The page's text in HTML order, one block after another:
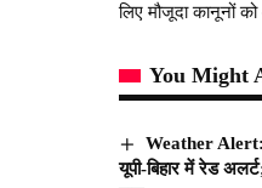
लिए मौजूदा कानूनों
You Might
Weather Alert:
यूपी-बिहार में रेड